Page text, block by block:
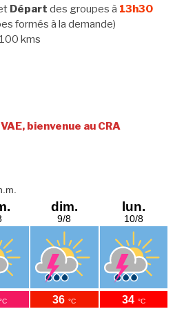
Départ des groupes à 13h30
formés à la demande)
kms
bienvenue au CRA